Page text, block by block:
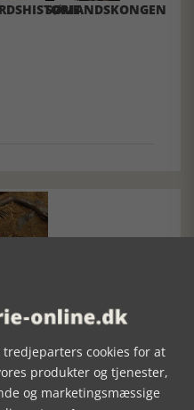
SØMANDSKONGEN
verden på Museum
cookies for at
produkter og tjenester,
og marketingsmæssige